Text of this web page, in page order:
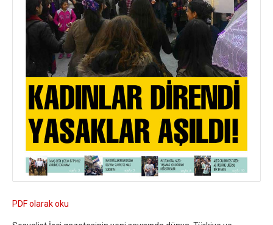
PDF olarak oku